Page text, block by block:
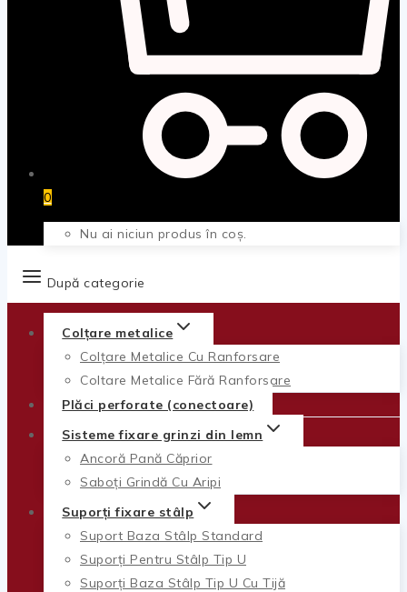
0
Nu ai niciun produs în coș.
După categorie
Colțare metalice
Colțare Metalice Cu Ranforsare
Colțare Metalice Fără Ranforsare
Plăci perforate (conectoare)
Sisteme fixare grinzi din lemn
Ancoră Pană Căprior
Saboți Grindă Cu Aripi
Suporți fixare stâlp
Suport Baza Stâlp Standard
Suporți Pentru Stâlp Tip U
Suporți Baza Stâlp Tip U Cu Tijă